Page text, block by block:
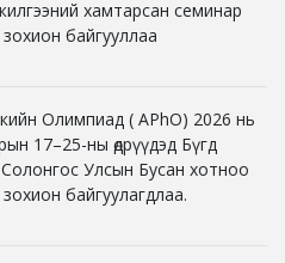
хамтарсан семинар
байгууллаа
Олимпиад ( APhO) 2026 нь
17–25-ны өдрүүдэд Бүгд
Улсын Бусан хотноо
байгуулагдлаа.